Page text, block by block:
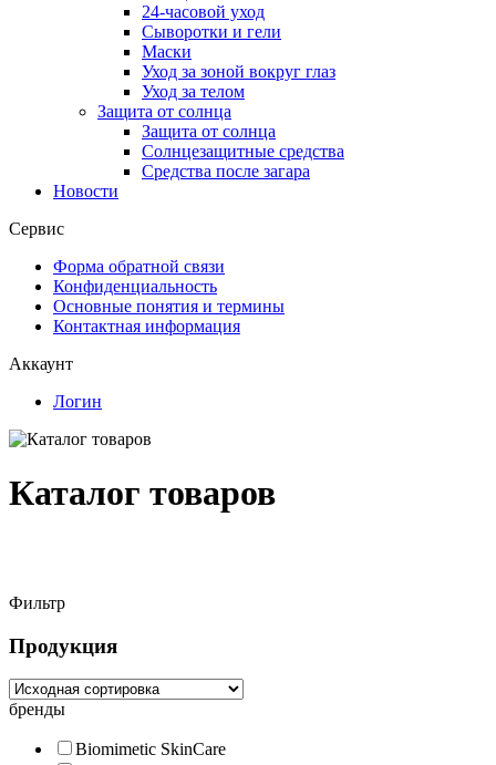
24-часовой уход
Сыворотки и гели
Маски
Уход за зоной вокруг глаз
Уход за телом
Защита от солнца
Защита от солнца
Солнцезащитные средства
Средства после загара
Новости
Сервис
Форма обратной связи
Конфиденциальность
Основные понятия и термины
Контактная информация
Аккаунт
Логин
Каталог товаров
Фильтр
Продукция
бренды
Biomimetic SkinCare